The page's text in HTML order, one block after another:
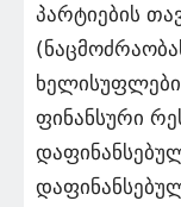
პარტიების
ფინანსური